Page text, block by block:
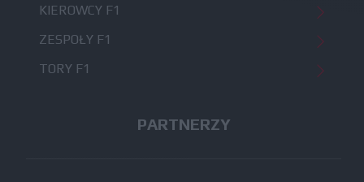
KIEROWCY F1
ZESPOŁY F1
TORY F1
PARTNERZY